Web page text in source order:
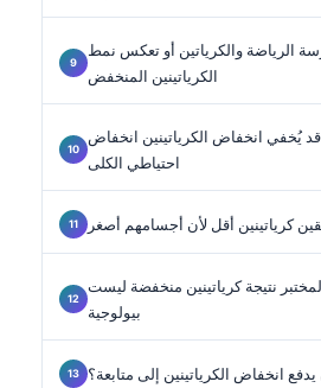
الرياضة والكرياتين أو تعكس نمط
الكرياتينين المنخفض
يُخفي انخفاض الكرياتينين انخفاض
احتياطي الكلى
كرياتينين أقل لأن أجسامهم أصغر
نتيجة كرياتينين منخفضة ليست
بيولوجية
انخفاض الكرياتينين إلى متابعة؟